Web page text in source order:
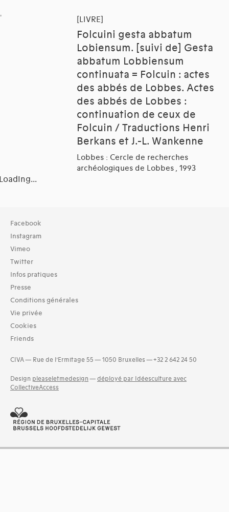
[LIVRE]
Folcuini gesta abbatum
Lobiensum. [suivi de] Gesta
abbatum Lobbiensum
continuata = Folcuin : actes
des abbés de Lobbes. Actes
des abbés de Lobbes :
continuation de ceux de
Folcuin / Traductions Henri
Berkans et J.-L. Wankenne
Lobbes : Cercle de recherches
archéologiques de Lobbes , 1993
Collection
TOUT (15)
Typologies documents
Livres (15)
Dates
990s (2)
1580s (1)
1640s (1)
1780s (3)
and 2 more
Facebook
Instagram
Vimeo
Twitter
Infos pratiques
Presse
Conditions générales
Vie privée
Cookies
Friends
CIVA — Rue de l’Ermitage 55 — 1050 Bruxelles — +32 2 642 24 50
Design pleaseletmedesign — déployé par Idéesculture avec
CollectiveAccess